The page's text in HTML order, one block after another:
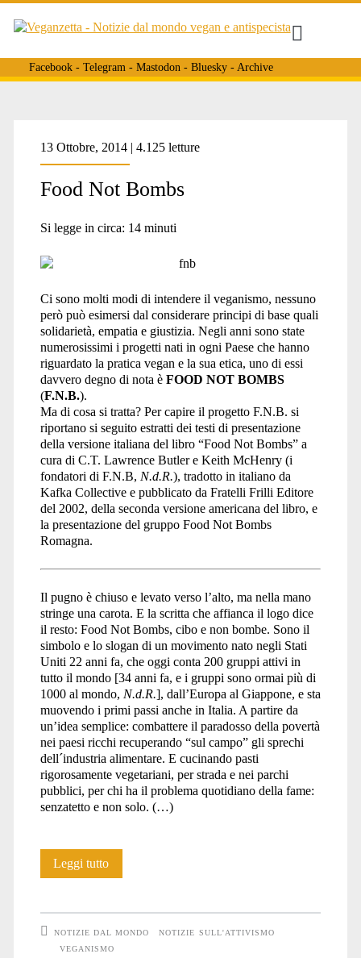
Facebook- Telegram- Mastodon- Bluesky- Archive
Tag:
<span>pas
des
Bombes</span>
13 Ottobre, 2014 | 4.125 letture
Food Not Bombs
Si legge in circa: 14 minuti
Ci sono molti modi di intendere il veganismo, nessuno
però può esimersi dal considerare principi di base quali
solidarietà, empatia e giustizia. Negli anni sono state
numerosissimi i progetti nati in ogni Paese che hanno
riguardato la pratica vegan e la sua etica, uno di essi
davvero degno di nota è FOOD NOT BOMBS
(F.N.B.).
Ma di cosa si tratta? Per capire il progetto F.N.B. si
riportano si seguito estratti dei testi di presentazione
della versione italiana del libro “Food Not Bombs” a
cura di C.T. Lawrence Butler e Keith McHenry (i
fondatori di F.N.B, N.d.R.), tradotto in italiano da
Kafka Collective e pubblicato da Fratelli Frilli Editore
del 2002, della seconda versione americana del libro, e
la presentazione del gruppo Food Not Bombs
Romagna.
Il pugno è chiuso e levato verso l’alto, ma nella mano
stringe una carota. E la scritta che affianca il logo dice
il resto: Food Not Bombs, cibo e non bombe. Sono il
simbolo e lo slogan di un movimento nato negli Stati
Uniti 22 anni fa, che oggi conta 200 gruppi attivi in
tutto il mondo [34 anni fa, e i gruppi sono ormai più di
1000 al mondo, N.d.R.], dall’Europa al Giappone, e sta
muovendo i primi passi anche in Italia. A partire da
un’idea semplice: combattere il paradosso della povertà
nei paesi ricchi recuperando “sul campo” gli sprechi
dell´industria alimentare. E cucinando pasti
rigorosamente vegetariani, per strada e nei parchi
pubblici, per chi ha il problema quotidiano della fame:
senzatetto e non solo. (…)
Leggi tuttoFood
NOTIZIE DAL MONDO
NOTIZIE SULL'ATTIVISMO
VEGANISMO